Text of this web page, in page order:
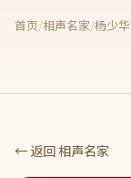
首页/相声名家/杨少华
← 返回 相声名家